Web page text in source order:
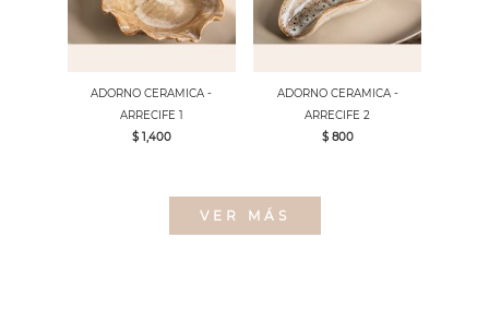
ADORNO CERAMICA -
ARRECIFE 1
$ 1,400
ADORNO CERAMICA -
ARRECIFE 2
$ 800
VER MÁS